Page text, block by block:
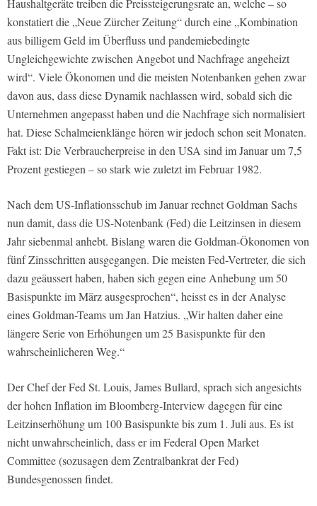
Haushaltgeräte treiben die Preissteigerungsrate an, welche – so
konstatiert die „Neue Zürcher Zeitung“ durch eine „Kombination
aus billigem Geld im Überfluss und pandemiebedingte
Ungleichgewichte zwischen Angebot und Nachfrage angeheizt
wird“. Viele Ökonomen und die meisten Notenbanken gehen zwar
davon aus, dass diese Dynamik nachlassen wird, sobald sich die
Unternehmen angepasst haben und die Nachfrage sich normalisiert
hat. Diese Schalmeienklänge hören wir jedoch schon seit Monaten.
Fakt ist: Die Verbraucherpreise in den USA sind im Januar um 7,5
Prozent gestiegen – so stark wie zuletzt im Februar 1982.
Nach dem US-Inflationsschub im Januar rechnet Goldman Sachs
nun damit, dass die US-Notenbank (Fed) die Leitzinsen in diesem
Jahr siebenmal anhebt. Bislang waren die Goldman-Ökonomen von
fünf Zinsschritten ausgegangen. Die meisten Fed-Vertreter, die sich
dazu geäussert haben, haben sich gegen eine Anhebung um 50
Basispunkte im März ausgesprochen“, heisst es in der Analyse
eines Goldman-Teams um Jan Hatzius. „Wir halten daher eine
längere Serie von Erhöhungen um 25 Basispunkte für den
wahrscheinlicheren Weg.“
Der Chef der Fed St. Louis, James Bullard, sprach sich angesichts
der hohen Inflation im Bloomberg-Interview dagegen für eine
Leitzinserhöhung um 100 Basispunkte bis zum 1. Juli aus. Es ist
nicht unwahrscheinlich, dass er im Federal Open Market
Committee (sozusagen dem Zentralbankrat der Fed)
Bundesgenossen findet.